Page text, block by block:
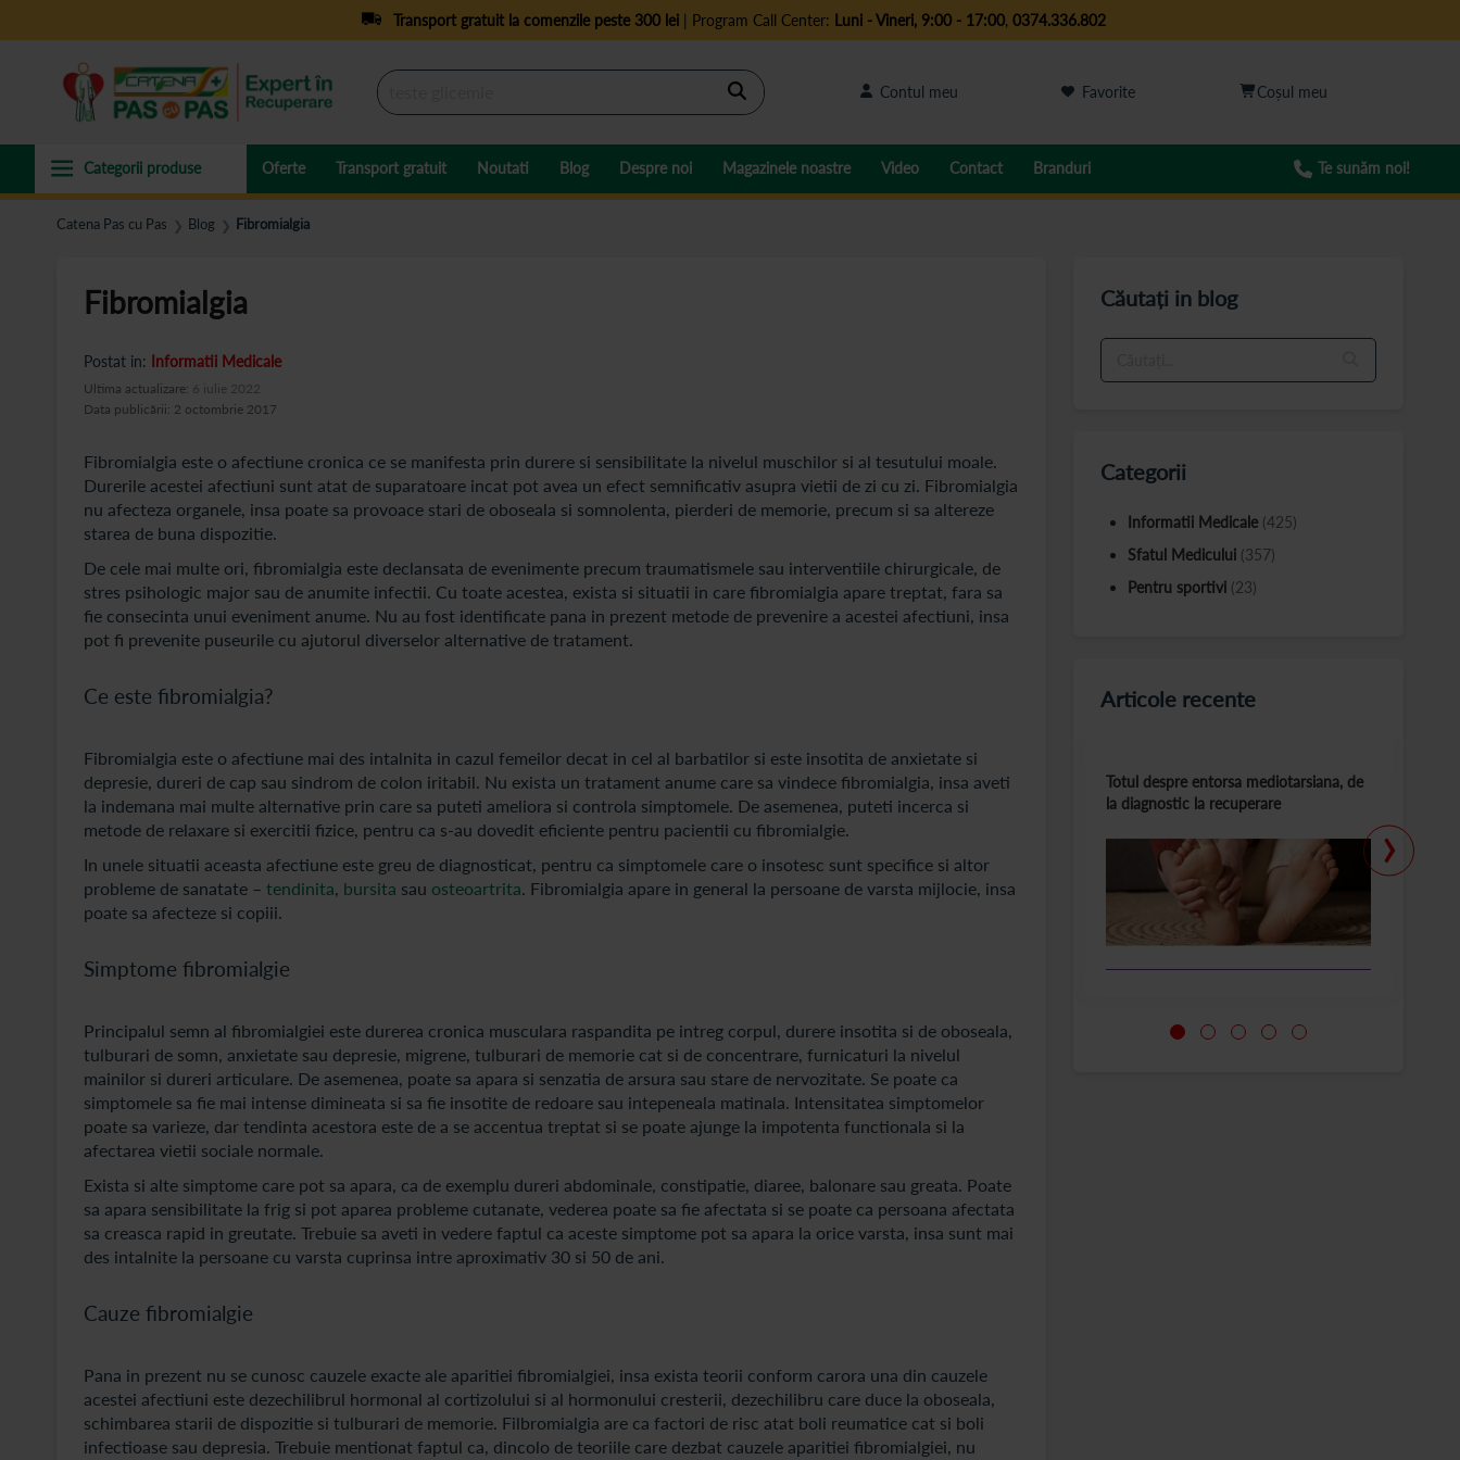
Transport gratuit la comenzile peste 300 lei| Program Call Center: Luni - Vineri, 9:00 - 17:00, 0374.336.802
Cautare Contul meu Favorite
Oferte Transport gratuit Noutati Blog Despre noi Magazinele noastre Video Contact Branduri Te sunăm noi!
Catena Pas cu Pas ❯ Blog ❯ Fibromialgia
Fibromialgia
Postat in: Informatii Medicale
Data publicării: 2 octombrie 2017
Ultima actualizare: 6 iulie 2022
Fibromialgia este o afectiune cronica ce se manifesta prin durere si sensibilitate la nivelul muschilor si al tesutului moale.
Durerile acestei afectiuni sunt atat de suparatoare incat pot avea un efect semnificativ asupra vietii de zi cu zi. Fibromialgia
nu afecteza organele, insa poate sa provoace stari de oboseala si somnolenta, pierderi de memorie, precum si sa altereze
starea de buna dispozitie.
De cele mai multe ori, fibromialgia este declansata de evenimente precum traumatismele sau interventiile chirurgicale, de
stres psihologic major sau de anumite infectii. Cu toate acestea, exista si situatii in care fibromialgia apare treptat, fara sa
fie consecinta unui eveniment anume. Nu au fost identificate pana in prezent metode de prevenire a acestei afectiuni, insa
pot fi prevenite puseurile cu ajutorul diverselor alternative de tratament.
Ce este fibromialgia?
Fibromialgia este o afectiune mai des intalnita in cazul femeilor decat in cel al barbatilor si este insotita de anxietate si
depresie, dureri de cap sau sindrom de colon iritabil. Nu exista un tratament anume care sa vindece fibromialgia, insa aveti
la indemana mai multe alternative prin care sa puteti ameliora si controla simptomele. De asemenea, puteti incerca si
metode de relaxare si exercitii fizice, pentru ca s-au dovedit eficiente pentru pacientii cu fibromialgie.
In unele situatii aceasta afectiune este greu de diagnosticat, pentru ca simptomele care o insotesc sunt specifice si altor
probleme de sanatate – tendinita, bursita sau osteoartrita. Fibromialgia apare in general la persoane de varsta mijlocie, insa
poate sa afecteze si copiii.
Simptome fibromialgie
Principalul semn al fibromialgiei este durerea cronica musculara raspandita pe intreg corpul, durere insotita si de oboseala,
tulburari de somn, anxietate sau depresie, migrene, tulburari de memorie cat si de concentrare, furnicaturi la nivelul
mainilor si dureri articulare. De asemenea, poate sa apara si senzatia de arsura sau stare de nervozitate. Se poate ca
simptomele sa fie mai intense dimineata si sa fie insotite de redoare sau intepeneala matinala. Intensitatea simptomelor
poate sa varieze, dar tendinta acestora este de a se accentua treptat si se poate ajunge la impotenta functionala si la
afectarea vietii sociale normale.
Exista si alte simptome care pot sa apara, ca de exemplu dureri abdominale, constipatie, diaree, balonare sau greata. Poate
sa apara sensibilitate la frig si pot aparea probleme cutanate, vederea poate sa fie afectata si se poate ca persoana afectata
sa creasca rapid in greutate. Trebuie sa aveti in vedere faptul ca aceste simptome pot sa apara la orice varsta, insa sunt mai
des intalnite la persoane cu varsta cuprinsa intre aproximativ 30 si 50 de ani.
Cauze fibromialgie
Pana in prezent nu se cunosc cauzele exacte ale aparitiei fibromialgiei, insa exista teorii conform carora una din cauzele
acestei afectiuni este dezechilibrul hormonal al cortizolului si al hormonului cresterii, dezechilibru care duce la oboseala,
schimbarea starii de dispozitie si tulburari de memorie. Filbromialgia are ca factori de risc atat boli reumatice cat si boli
infectioase sau depresia. Trebuie mentionat faptul ca, dincolo de teoriile care dezbat cauzele aparitiei fibromialgiei, nu
Căutați in blog
Categorii
Informatii Medicale (425)
Sfatul Medicului (357)
Pentru sportivi (23)
Articole recente
Totul despre entorsa mediotarsiana, de
la diagnostic la recuperare
›